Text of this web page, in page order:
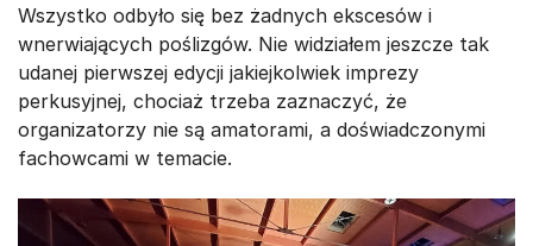
Wszystko odbyło się bez żadnych ekscesów i
wnerwiających poślizgów. Nie widziałem jeszcze tak
udanej pierwszej edycji jakiejkolwiek imprezy
perkusyjnej, chociaż trzeba zaznaczyć, że
organizatorzy nie są amatorami, a doświadczonymi
fachowcami w temacie.